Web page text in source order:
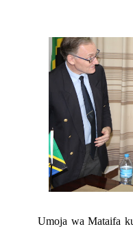
Umoja wa Mataifa